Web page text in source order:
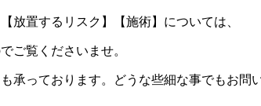
放置するリスク】【施術】については、
ご覧くださいませ。
承っております。どうな些細な事でもお問